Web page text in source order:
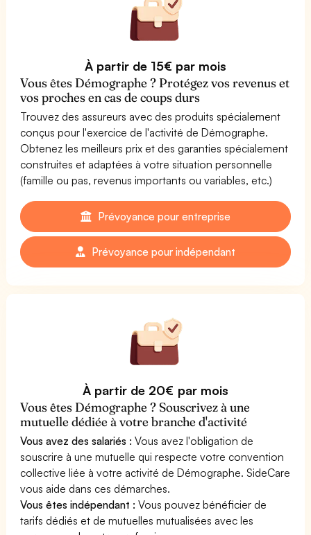
À partir de 15€ par mois
Vous êtes Démographe ? Protégez vos revenus et
vos proches en cas de coups durs
Trouvez des assureurs avec des produits spécialement
conçus pour l'exercice de l'activité de Démographe.
Obtenez les meilleurs prix et des garanties spécialement
construites et adaptées à votre situation personnelle
(famille ou pas, revenus importants ou variables, etc.)
Prévoyance pour entreprise
Prévoyance pour indépendant
À partir de 20€ par mois
Vous êtes Démographe ? Souscrivez à une
mutuelle dédiée à votre branche d'activité
Vous avez des salariés : Vous avez l'obligation de
souscrire à une mutuelle qui respecte votre convention
collective liée à votre activité de Démographe. SideCare
vous aide dans ces démarches.
Vous êtes indépendant : Vous pouvez bénéficier de
tarifs dédiés et de mutuelles mutualisées avec les